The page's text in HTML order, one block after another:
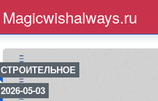
Magicwishalways.ru
СТРОИТЕЛЬНОЕ
2026-05-03